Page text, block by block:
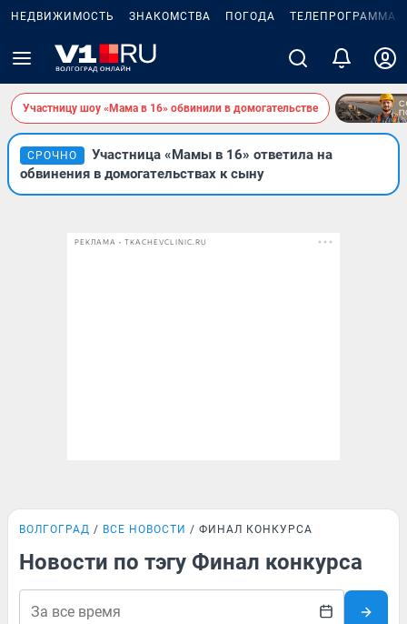
НЕДВИЖИМОСТЬ ЗНАКОМСТВА ПОГОДА ТЕЛЕПРОГРАММА
Участницу шоу «Мама в 16» обвинили в домогательстве
СРОЧНО
Участница «Мамы в 16» ответила на
обвинения в домогательствах к сыну
РЕКЛАМА • TKACHEVCLINIC.RU
ВОЛГОГРАД ВСЕ НОВОСТИ ФИНАЛ КОНКУРСА
Новости по тэгу Финал конкурса